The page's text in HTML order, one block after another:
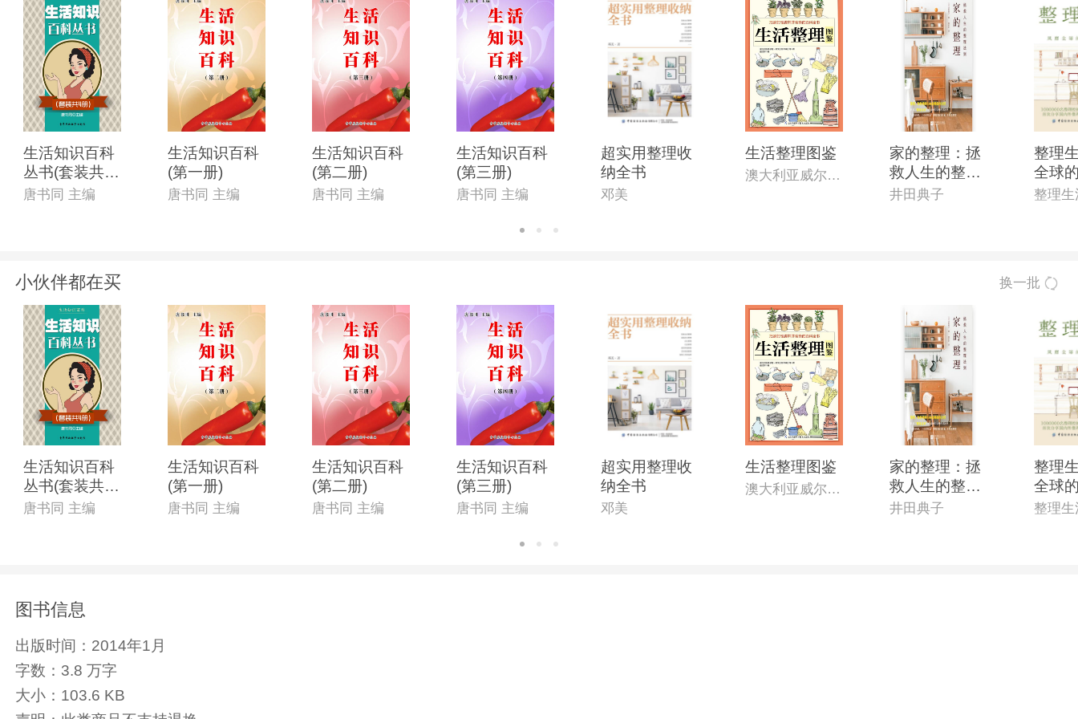
生活知识百科
丛书(套装共4
册)
唐书同 主编
生活知识百科
(第一册)
唐书同 主编
生活知识百科
(第二册)
唐书同 主编
生活知识百科
(第三册)
唐书同 主编
超实用整理收
纳全书
邓美
生活整理图鉴
澳大利亚威尔登·欧文出版有限公司 著,童洁萍 译
家的整理：拯
救人生的整理
法则
井田典子
整理
全球
纳术
整理
小伙伴都在买 换一批
生活知识百科
丛书(套装共4
册)
唐书同 主编
生活知识百科
(第一册)
唐书同 主编
生活知识百科
(第二册)
唐书同 主编
生活知识百科
(第三册)
唐书同 主编
超实用整理收
纳全书
邓美
生活整理图鉴
澳大利亚威尔登·欧文出版有限公司 著,童洁萍 译
家的整理：拯
救人生的整理
法则
井田典子
整理
全球
纳术
整理
图书信息
出版时间： 2014年1月
字数： 3.8 万字
大小： 103.6 KB